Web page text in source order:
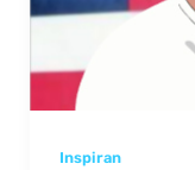
Inspiran